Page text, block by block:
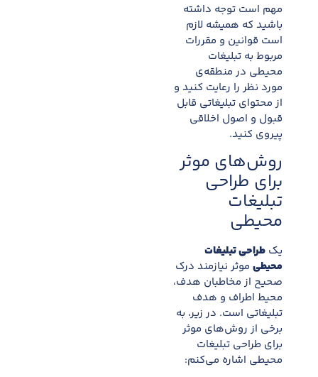
مهم است توجه داشته
باشید که همیشه لازم
است قوانین و مقررات
مربوط به تبلیغات
محیطی در منطقه‌ی
مورد نظر را رعایت کنید و
از محتوای تبلیغاتی قابل
قبول و اصول اخلاقی
پیروی کنید.
روش‌های موثر
برای طراحی
تبلیغات
محیطی
یک طراحی تبلیغات
محیطی موثر نیازمند درک
صحیح از مخاطبان هدف،
محیط اطراف و هدف
تبلیغاتی است. در زیر، به
برخی از روش‌های موثر
برای طراحی تبلیغات
محیطی اشاره می‌کنم: